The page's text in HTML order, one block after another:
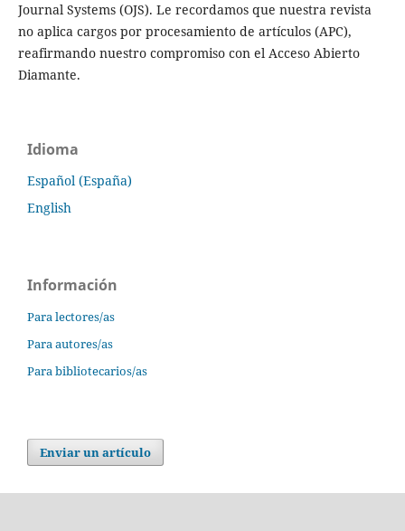
Journal Systems (OJS). Le recordamos que nuestra revista
no aplica cargos por procesamiento de artículos (APC),
reafirmando nuestro compromiso con el Acceso Abierto
Diamante.
Idioma
Español (España)
English
Información
Para lectores/as
Para autores/as
Para bibliotecarios/as
Enviar un artículo